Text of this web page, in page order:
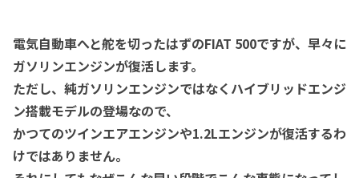
電気自動車へと舵を切ったはずのFIAT 500ですが、早々に
ガソリンエンジンが復活します。
ただし、純ガソリンエンジンではなくハイブリッドエンジ
ン搭載モデルの登場なので、
かつてのツインエアエンジンや1.2Lエンジンが復活するわ
けではありません。